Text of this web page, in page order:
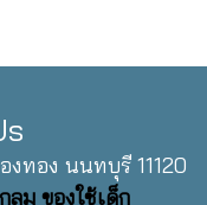
งทอง นนทบุรี 11120
ม ของใช้เด็ก